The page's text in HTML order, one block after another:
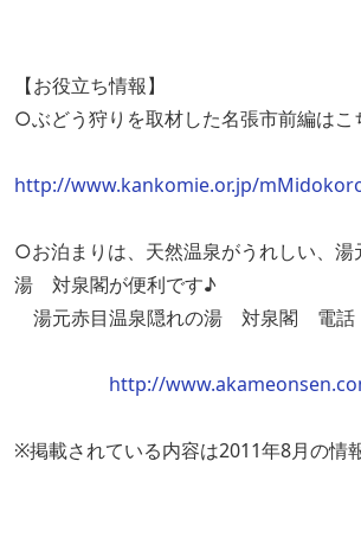
【お役立ち情報】
○ぶどう狩りを取材した名張市前編はこ
http://www.kankomie.or.jp/
○お泊まりは、天然温泉がうれしい、湯
湯 対泉閣が便利です♪
湯元赤目温泉隠れの湯 対泉閣 電
http://
※掲載されている内容は2011年8月の情